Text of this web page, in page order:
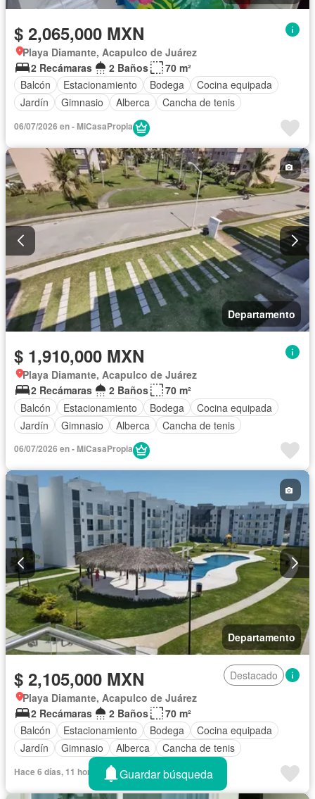
$ 2,065,000 MXN
Playa Diamante, Acapulco de Juárez
2 Recámaras
2 Baños
70 m²
Balcón
Estacionamiento Bodega
Cocina equipada
Jardín
Gimnasio Alberca Cancha de tenis
06/07/2026 en - MiCasaPropia
Departamento
$ 1,910,000 MXN
Playa Diamante, Acapulco de Juárez
2 Recámaras
2 Baños
70 m²
Balcón
Estacionamiento Bodega
Cocina equipada
Jardín
Gimnasio Alberca Cancha de tenis
06/07/2026 en - MiCasaPropia
Departamento
$ 2,105,000 MXN
Destacado
Playa Diamante, Acapulco de Juárez
2 Recámaras
2 Baños
70 m²
Balcón
Estacionamiento Bodega
Cocina equipada
Jardín
Gimnasio Alberca Cancha de tenis
Hace 6 días, 11 horas en - MiCasaPropia
Guardar búsqueda